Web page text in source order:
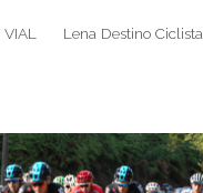
Lena Destino Ciclista